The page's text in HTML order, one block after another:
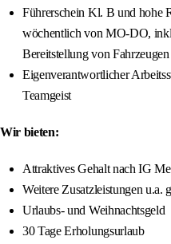
Führerschein Kl. B und hohe
wöchentlich von MO-DO,
Bereitstellung von
Eigenverantwortlicher
Teamgeist
Wir bieten:
Attraktives Gehalt nach IG
Weitere Zusatzleistungen u.a.
Urlaubs- und Weihnachtsgeld
30 Tage Erholungsurlaub